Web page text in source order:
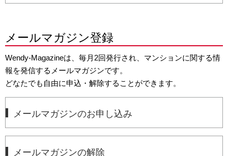
メールマガジン登録
Wendy-Magazineは、毎月2回発行され、マンションに関する情
報を発信するメールマガジンです。
どなたでも自由に申込・解除することができます。
メールマガジンのお申し込み
メールマガジンの解除